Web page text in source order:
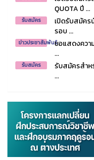
QUOTA ปี ...
รับสมัคร
เปิดรับสมัคร
รอบ ...
ข่าวประชาสัมพันธ์ขอแสดงควา
...
รับสมัคร
รับสมัครสำ
...